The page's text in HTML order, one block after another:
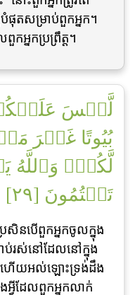
ផុតសម្រាប់ពួកអ្នក។
អ្នកប្រព្រឹត្ត។
لَّيۡسَ عَلَيۡكُمۡ
بُيُوتًا غَيۡرَ
لَّكُمۡۚ وَٱللَّهُ
تَكۡتُمُونَ [٢٩]
រសិនបើពួកអ្នកចូលក្នុង
រស់នៅដែលនៅក្នុង
ហើយអល់ឡោះទ្រង់ដឹង
អ្វីដែលពួកអ្នកលាក់